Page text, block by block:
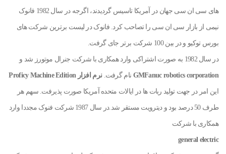
های سی ان سی جهان در آمریکا تاسیس گردیدند، اگرجه در سال 1982 فانوک
نیمی از بازار سی ان سی را تصاحب کرد. فانوک در لیست برترین شرکت های
بورس توکیو و در بین 100 شرکت برتر جای گرفت.
در سال 1982 به صورت اشتراکی وارد همکاری با شرکت جنرال موتورز شد و
GMFanuc robotics corporation نام گرفت.نرم افزار Proficy Machine Edition
این امر در جهت تولید ربات ها در ایالات متحده آمریکا صورت پذیرفت. سهم هر
طرف 50 درصد بود و دیترویت مستقر شد.در سال 1987 شرکت فنوک مجددا وارد
همکاری با شرکت
general electric